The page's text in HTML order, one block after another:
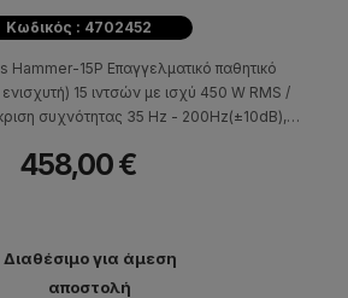
Κωδικός : 4702452
15P Επαγγελματικό παθητικό
15 ιντσών με ισχύ 450 W RMS /
συχνότητας 35 Hz - 200Hz(±10dB),
και εξόδους speakon.
458,00 €
Διαθέσιμο για άμεση
αποστολή